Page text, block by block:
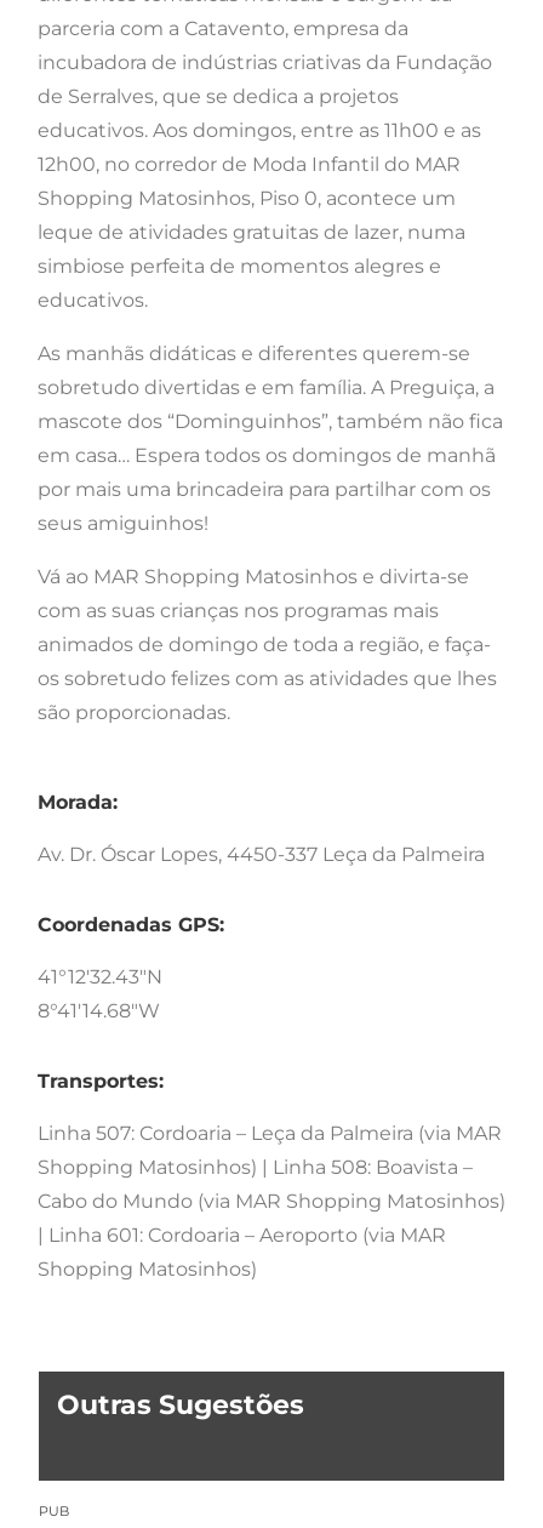
parceria com a Catavento, empresa da
incubadora de indústrias criativas da Fundação
de Serralves, que se dedica a projetos
educativos. Aos domingos, entre as 11h00 e as
12h00, no corredor de Moda Infantil do MAR
Shopping Matosinhos, Piso 0, acontece um
leque de atividades gratuitas de lazer, numa
simbiose perfeita de momentos alegres e
educativos.
As manhãs didáticas e diferentes querem-se
sobretudo divertidas e em família. A Preguiça, a
mascote dos “Dominguinhos”, também não fica
em casa… Espera todos os domingos de manhã
por mais uma brincadeira para partilhar com os
seus amiguinhos!
Vá ao MAR Shopping Matosinhos e divirta-se
com as suas crianças nos programas mais
animados de domingo de toda a região, e faça-
os sobretudo felizes com as atividades que lhes
são proporcionadas.
Morada:
Av. Dr. Óscar Lopes, 4450-337 Leça da Palmeira
Coordenadas GPS:
41°12'32.43"N
8°41'14.68"W
Transportes:
Linha 507: Cordoaria – Leça da Palmeira (via MAR
Shopping Matosinhos) | Linha 508: Boavista –
Cabo do Mundo (via MAR Shopping Matosinhos)
| Linha 601: Cordoaria – Aeroporto (via MAR
Shopping Matosinhos)
Outras Sugestões
PUB